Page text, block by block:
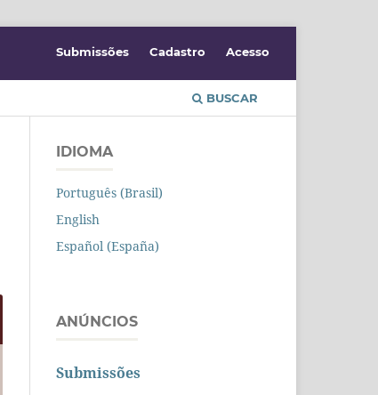
BUSCAR
Submissões Cadastro Acesso
IDIOMA
Português (Brasil)
English
Español (España)
ANÚNCIOS
Submissões